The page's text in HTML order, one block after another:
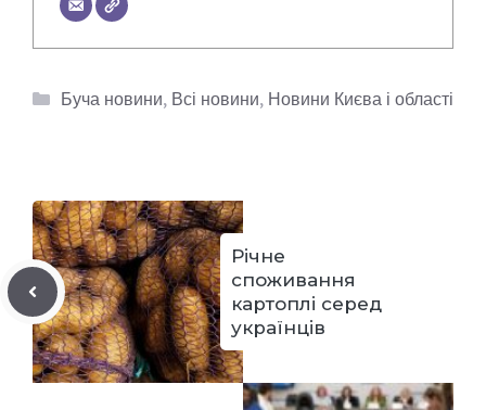
Категорії
Буча новини, Всі новини, Новини Києва і області
Річне
споживання
картоплі серед
українців